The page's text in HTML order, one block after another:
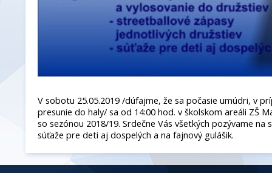
V sobotu 25.05.2019 /dúfajme, že sa počasie umúdri, v
presunie do haly/ sa od 14:00 hod. v školskom areáli ZŠ
so sezónou 2018/19. Srdečne Vás všetkých pozývame
súťaže pre deti aj dospelých a na fajnový gulášik.